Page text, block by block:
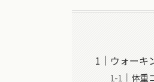
ウォーキ
体重